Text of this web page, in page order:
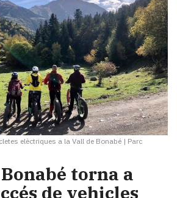
elèctriques a la Vall de Bonabé | Parc
torna a
de vehicles